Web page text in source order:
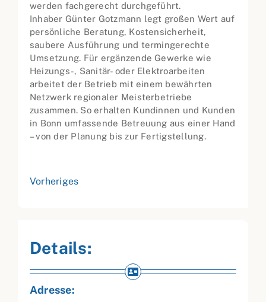
werden fachgerecht durchgeführt.
Inhaber Günter Gotzmann legt großen Wert auf
persönliche Beratung, Kostensicherheit,
saubere Ausführung und termingerechte
Umsetzung. Für ergänzende Gewerke wie
Heizungs-, Sanitär- oder Elektroarbeiten
arbeitet der Betrieb mit einem bewährten
Netzwerk regionaler Meisterbetriebe
zusammen. So erhalten Kundinnen und Kunden
in Bonn umfassende Betreuung aus einer Hand
– von der Planung bis zur Fertigstellung.
Vorheriges
Details:
Adresse: